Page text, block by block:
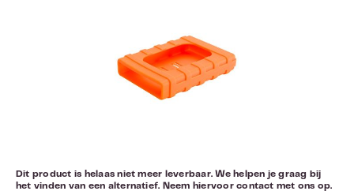
Dit product is helaas niet meer leverbaar. We helpen je graag bij
het vinden van een alternatief. Neem hiervoorcontact met ons op.